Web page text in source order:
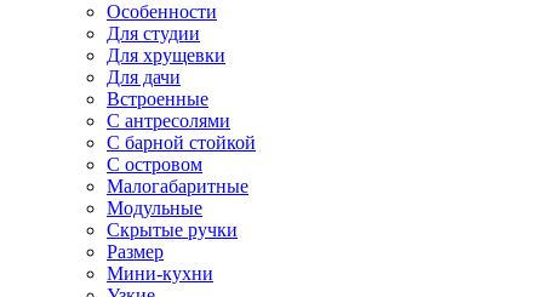
Особенности
Для студии
Для хрущевки
Для дачи
Встроенные
С антресолями
С барной стойкой
С островом
Малогабаритные
Модульные
Скрытые ручки
Размер
Мини-кухни